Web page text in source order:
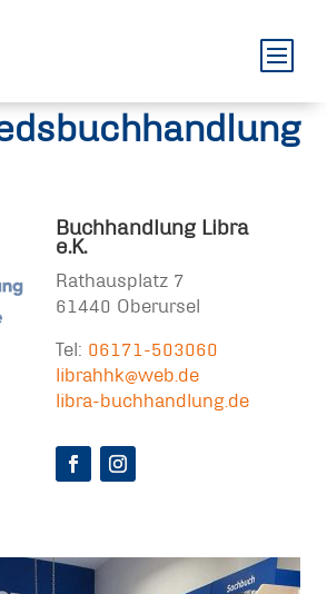
Buchhandlung Libra
e.K.
Rathausplatz 7
61440 Oberursel
Tel: 06171-503060
librahhk@web.de
libra-buchhandlung.de